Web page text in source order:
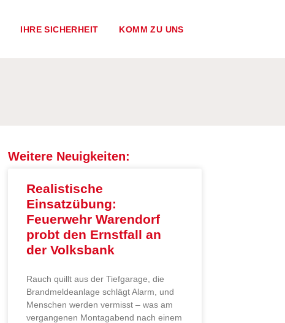
IHRE SICHERHEIT KOMM ZU UNS
Weitere Neuigkeiten:
Realistische
Einsatzübung:
Feuerwehr Warendorf
probt den Ernstfall an
der Volksbank
Rauch quillt aus der Tiefgarage, die
Brandmeldeanlage schlägt Alarm, und
Menschen werden vermisst – was am
vergangenen Montagabend nach einem